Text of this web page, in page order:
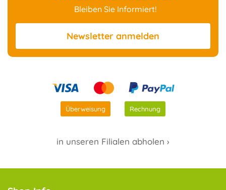
Bleiben Sie Informiert!
Newsletter anmelden
Überweisung Rechnung
in unseren Filialen abholen ›